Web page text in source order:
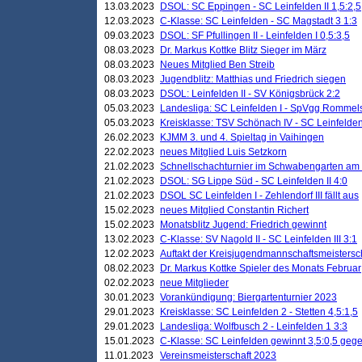
13.03.2023
DSOL: SC Eppingen - SC Leinfelden II 1,5:2,5
12.03.2023 C-Klasse: SC Leinfelden - SC Magstadt 3 1:3
09.03.2023
DSOL: SF Pfullingen II - Leinfelden I 0,5:3,5
08.03.2023
Dr. Markus Kottke Blitz Sieger im März
08.03.2023
Neues Mitglied Ben Streib
08.03.2023 Jugendblitz: Matthias und Friedrich siegen
08.03.2023
DSOL: Leinfelden II - SV Königsbrück 2:2
05.03.2023
Landesliga: SC Leinfelden I - SpVgg
05.03.2023
Kreisklasse: TSV Schönach IV - SC
26.02.2023
KJMM 3. und 4. Spieltag in Vaihingen
22.02.2023 neues Mitglied Luis Setzkorn
21.02.2023 Schnellschachturnier im Schwabengarten
21.02.2023
DSOL: SG Lippe Süd - SC Leinfelden II 4:0
21.02.2023
DSOL SC Leinfelden I - Zehlendorf III fällt aus
15.02.2023 neues Mitglied Constantin Richert
15.02.2023
Monatsblitz Jugend: Friedrich gewinnt
13.02.2023 C-Klasse: SV Nagold II - SC Leinfelden III 3:1
12.02.2023 Auftakt der
08.02.2023
Dr. Markus Kottke Spieler des Monats Februar
02.02.2023 neue Mitglieder
30.01.2023 Vorankündigung: Biergartenturnier 2023
29.01.2023
Kreisklasse: SC Leinfelden 2 - Stetten 4,5:1,5
29.01.2023
Landesliga: Wolfbusch 2 - Leinfelden 1 3:3
15.01.2023 C-Klasse: SC Leinfelden gewinnt 3,5:0,5
11.01.2023 Vereinsmeisterschaft 2023